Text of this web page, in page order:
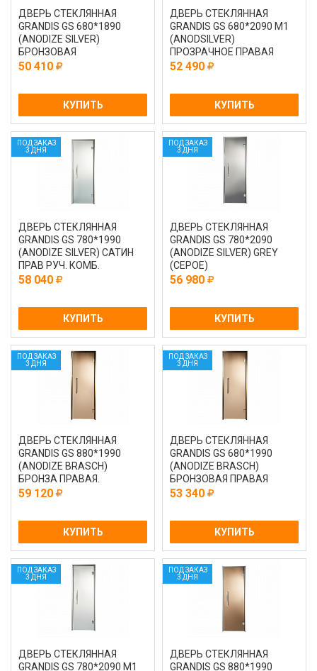
ДВЕРЬ СТЕКЛЯННАЯ
GRANDIS GS 680*1890
(ANODIZE SILVER)
БРОНЗОВАЯ
50 410
КУПИТЬ
ДВЕРЬ СТЕКЛЯННАЯ
GRANDIS GS 680*2090 M1
(ANODSILVER)
ПРОЗРАЧНОЕ ПРАВАЯ
52 490
КУПИТЬ
ПОД ЗАКАЗ
3 ДНЯ
ДВЕРЬ СТЕКЛЯННАЯ
GRANDIS GS 780*1990
(ANODIZE SILVER) САТИН
ПРАВ РУЧ. КОМБ.
58 040
КУПИТЬ
ПОД ЗАКАЗ
3 ДНЯ
ДВЕРЬ СТЕКЛЯННАЯ
GRANDIS GS 780*2090
(ANODIZE SILVER) GREY
(СЕРОЕ)
56 980
КУПИТЬ
ПОД ЗАКАЗ
3 ДНЯ
ДВЕРЬ СТЕКЛЯННАЯ
GRANDIS GS 880*1990
(ANODIZE BRASCH)
БРОНЗА ПРАВАЯ.
59 120
КУПИТЬ
ПОД ЗАКАЗ
3 ДНЯ
ДВЕРЬ СТЕКЛЯННАЯ
GRANDIS GS 680*1990
(ANODIZE BRASCH)
БРОНЗОВАЯ ПРАВАЯ
РУЧКА КОМ.
53 340
КУПИТЬ
ПОД ЗАКАЗ
3 ДНЯ
ДВЕРЬ СТЕКЛЯННАЯ
GRANDIS GS 780*2090 M1
ПОД ЗАКАЗ
3 ДНЯ
ДВЕРЬ СТЕКЛЯННАЯ
GRANDIS GS 880*1990